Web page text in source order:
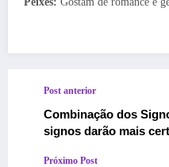
Post anterior
Combinação dos
signos darão mais
Próximo Post